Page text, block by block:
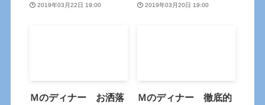
2019年03月22日 19:00 2019年03月20日 19:00
Ｍのディナー お洒落
Ｍのディナー 徹底的